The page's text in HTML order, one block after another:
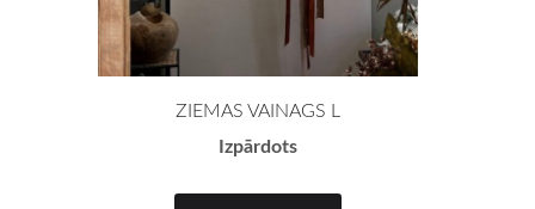
ZIEMAS VAINAGS L
Izpārdots